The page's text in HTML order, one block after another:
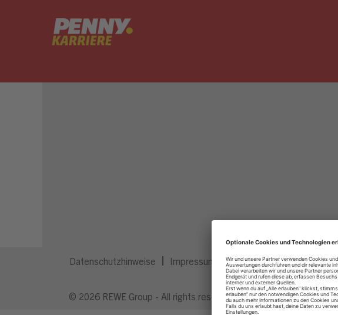
Datenschutzhinweise Impressum Privatsphäre-Einstellungen
© 2026 REWE Group - All rights reserved